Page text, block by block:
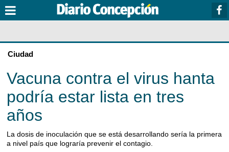
Ciudad
Vacuna contra el virus hanta
podría estar lista en tres
años
La dosis de inoculación que se está desarrollando sería la primera
a nivel país que lograría prevenir el contagio.